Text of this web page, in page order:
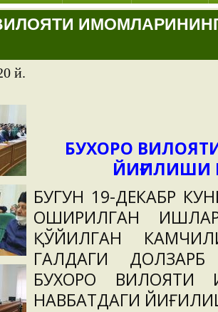
й.
БУХОРО
ЙИҒИЛИШИ
БУГУН 19-ДЕКАБР
ОШИРИЛГАН
ҚЎЙИЛГАН
ГАЛДАГИ
БУХОРО ВИЛОЯТИ
НАВБАТДАГИ